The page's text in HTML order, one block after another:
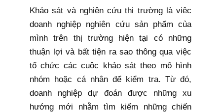
Khảo sát và nghiên cứu thị trường là việc
doanh nghiệp nghiên cứu sản phẩm của
mình trên thị trường hiện tại có những
thuận lợi và bất tiện ra sao thông qua việc
tổ chức các cuộc khảo sát theo mô hình
nhóm hoặc cá nhân để kiểm tra. Từ đó,
doanh nghiệp dự đoán được những xu
hướng mới nhằm tìm kiếm những chiến